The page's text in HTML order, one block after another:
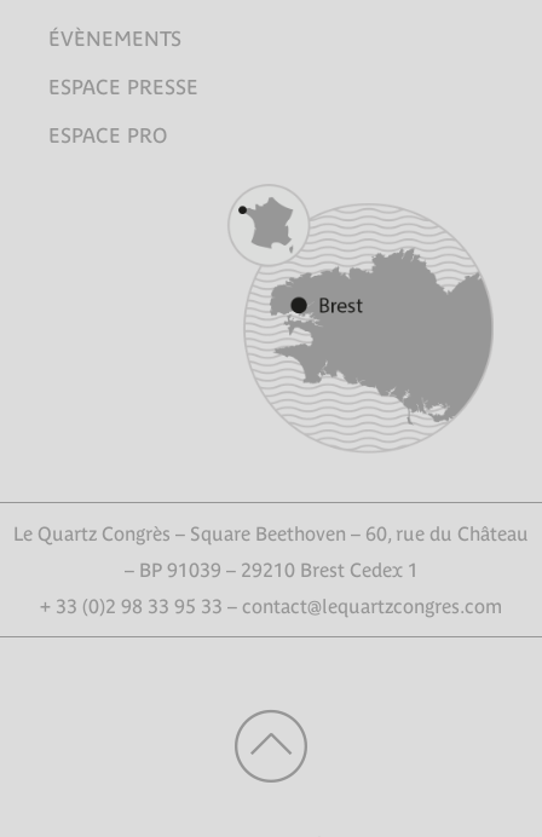
ÉVÈNEMENTS
ESPACE PRESSE
ESPACE PRO
Le Quartz Congrès – Square Beethoven – 60, rue du Château
– BP 91039 – 29210 Brest Cedex 1
+ 33 (0)2 98 33 95 33 – contact@lequartzcongres.com